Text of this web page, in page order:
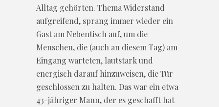
Alltag gehörten. Thema Widerstand
aufgreifend, sprang immer wieder ein
Gast am Nebentisch auf, um die
Menschen, die (auch an diesem Tag) am
Eingang warteten, lautstark und
energisch darauf hinzuweisen, die Tür
geschlossen zu halten. Das war ein etwa
43-jähriger Mann, der es geschafft hat